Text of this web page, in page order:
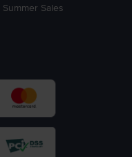
Summer Sales